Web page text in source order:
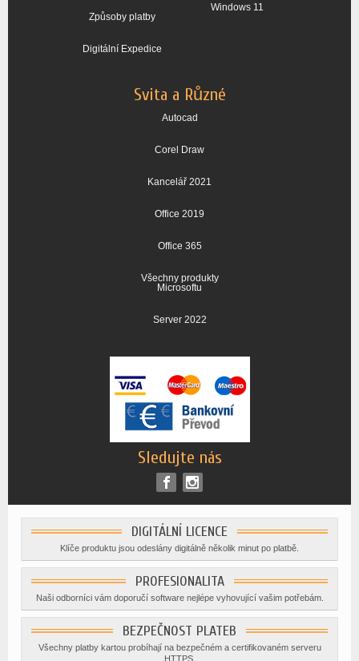
Způsoby platby
Digitální Expedice
Windows 11
Svita a Různé
Autocad
Corel Draw
Kancelář 2021
Office 2019
Office 365
Všechny produkty
Microsoftu
Server 2022
Sledujte nás
DIGITÁLNÍ LICENCE
Klíče produktu jsou odeslány digitálně několik minut po platbě.
PROFESIONALITA
Naši odborníci vám doporučí software nejlépe vyhovující vašim potřebám.
BEZPEČNOST PLATEB
Všechny platby kartou probíhají na bezpečném a certifikovaném serveru
HTTPS.